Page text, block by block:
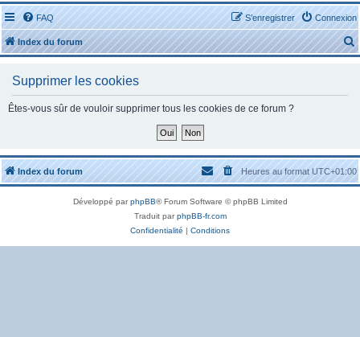
FAQ Connexion
S’enregistrer
Index du forum
e
c
h
Supprimer les cookies
Êtes-vous sûr de vouloir supprimer tous les cookies de ce forum ?
Index du forum Heures au formatUTC+01:00
Développé parphpBB® Forum Software © phpBB Limited
Traduit parphpBB-fr.com
Confidentialité | Conditions